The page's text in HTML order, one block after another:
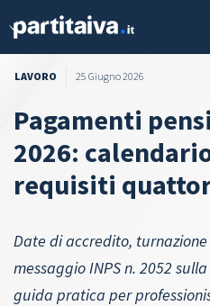
LAVORO 25 Giugno 2026
Pagamenti
2026:
requisiti
Date di accredito,
messaggio INPS n. 2052
guida pratica per